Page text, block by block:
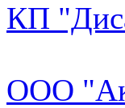
КП
ООО